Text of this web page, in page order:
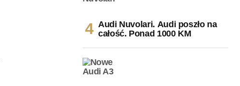
Audi Nuvolari. Audi poszło na
całość. Ponad 1000 KM